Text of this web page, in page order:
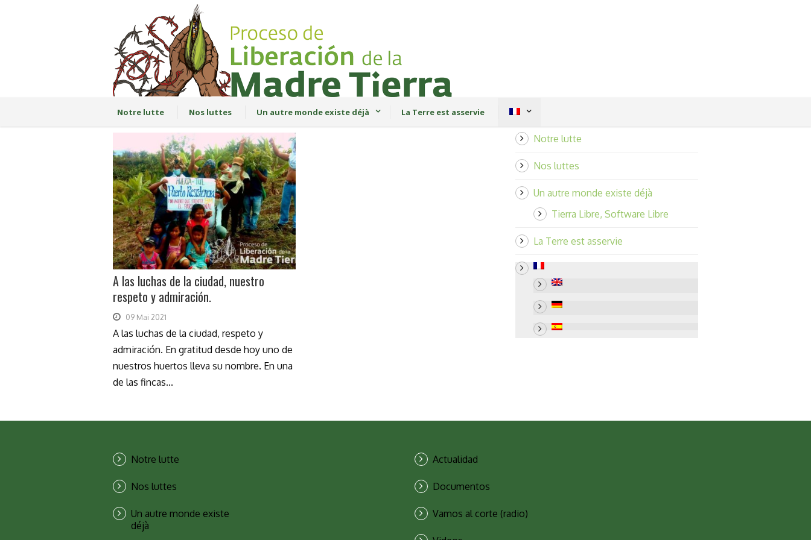
Notre lutte Nos luttes Un autre monde existe déjà La Terre est asservie
A las luchas de la ciudad, nuestro
respeto y admiración.
09 Mai 2021
A las luchas de la ciudad, respeto y
admiración. En gratitud desde hoy uno de
nuestros huertos lleva su nombre. En una
de las fincas...
Notre lutte
Nos luttes
Un autre monde existe déjà
Tierra Libre, Software Libre
La Terre est asservie
Notre lutte
Nos luttes
Un autre monde existe
déjà
Actualidad
Documentos
Vamos al corte (radio)